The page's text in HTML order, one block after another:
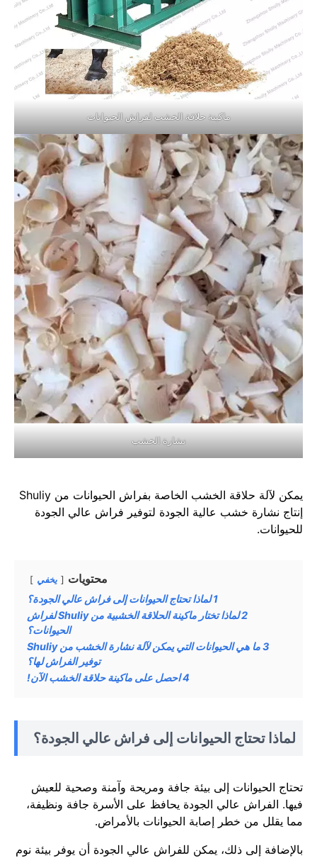
ماكينة حلاقة الخشب لفراش الحيوانات
نشارة الخشب
يمكن لآلة حلاقة الخشب الخاصة بفراش الحيوانات من Shuliy
إنتاج نشارة خشب عالية الجودة لتوفير فراش عالي الجودة
للحيوانات.
محتويات يخفي
1 لماذا تحتاج الحيوانات إلى فراش عالي الجودة؟
2
لماذا تختار ماكينة الحلاقة الخشبية من Shuliy لفراش
الحيوانات؟
3
ما هي الحيوانات التي يمكن لآلة نشارة الخشب من Shuliy
توفير الفراش لها؟
4احصل على ماكينة حلاقة الخشب الآن!
لماذا تحتاج الحيوانات إلى فراش عالي الجودة؟
تحتاج الحيوانات إلى بيئة جافة ومريحة وآمنة وصحية للعيش
فيها. الفراش عالي الجودة يحافظ على الأسرة جافة ونظيفة،
مما يقلل من خطر إصابة الحيوانات بالأمراض.
بالإضافة إلى ذلك، يمكن للفراش عالي الجودة أن يوفر بيئة نوم